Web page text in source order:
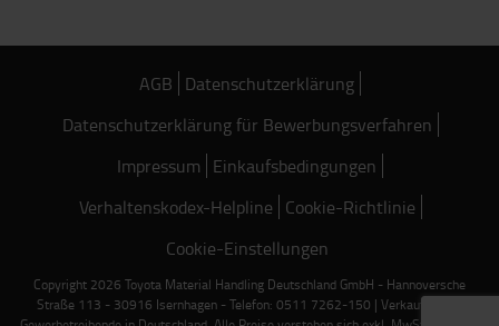
AGB Datenschutzerklärung
Datenschutzerklärung für Bewerbungsverfahren
Impressum Einkaufsbedingungen
Verhaltenskodex-Helpline Cookie-Richtlinie
Cookie-Einstellungen
Copyright 2026 Toyota Material Handling Deutschland GmbH - Hannoversche
Straße 113 - 30916 Isernhagen - Telefon: 0511 7262-150 | Verkauf nur an